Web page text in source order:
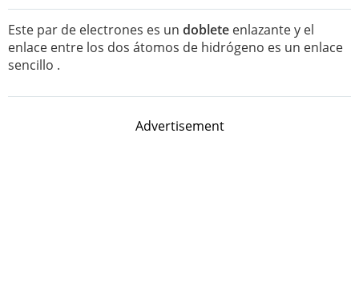
Este par de electrones es un doblete enlazante y el
enlace entre los dos átomos de hidrógeno es un enlace
sencillo .
Advertisement